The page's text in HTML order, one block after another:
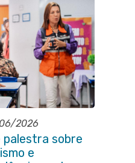
2026
palestra sobre
e